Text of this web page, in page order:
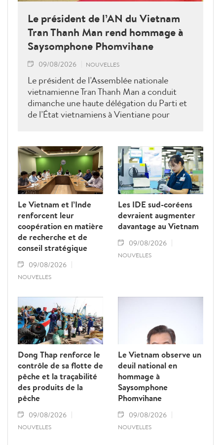
Le président de l’AN du Vietnam
Tran Thanh Man rend hommage à
Saysomphone Phomvihane
09/08/2026 NOUVELLES
Le président de l’Assemblée nationale
vietnamienne Tran Thanh Man a conduit
dimanche une haute délégation du Parti et
de l’État vietnamiens à Vientiane pour
Phomvihane, soulignant ses contributions
au renforcement des relations d’amitié et
de solidarité entre les deux pays.
Le Vietnam et l’Inde
renforcent leur
coopération en matière
de recherche et de
conseil stratégique
09/08/2026
NOUVELLES
Les IDE sud-coréens
devraient augmenter
davantage au Vietnam
09/08/2026
NOUVELLES
Dong Thap renforce le
contrôle de sa flotte de
pêche et la traçabilité
des produits de la
pêche
09/08/2026
NOUVELLES
Le Vietnam observe un
deuil national en
hommage à
Saysomphone
Phomvihane
09/08/2026
NOUVELLES